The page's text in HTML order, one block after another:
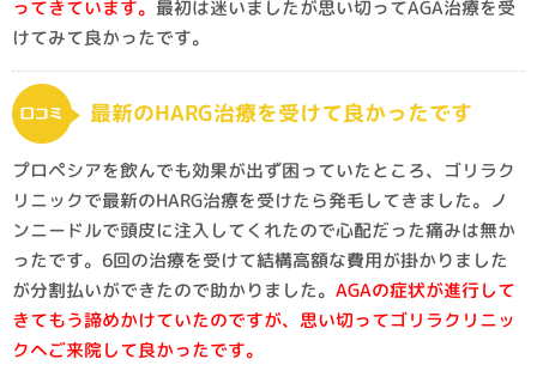
ってきています。 最初は迷いましたが思い切ってAGA治療を受
けてみて良かったです。
最新のHARG治療を受けて良かったです
プロペシアを飲んでも効果が出ず困っていたところ、ゴリラク
リニックで最新のHARG治療を受けたら発毛してきました。ノ
ンニードルで頭皮に注入してくれたので心配だった痛みは無か
ったです。6回の治療を受けて結構高額な費用が掛かりました
が分割払いができたので助かりました。 AGAの症状が進行して
きてもう諦めかけていたのですが、思い切ってゴリラクリニッ
クへご来院して良かったです。